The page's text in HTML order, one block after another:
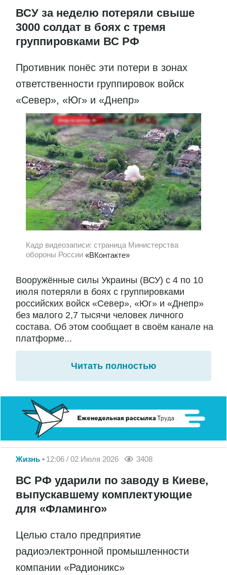
ВСУ за неделю потеряли свыше
3000 солдат в боях с тремя
группировками ВС РФ
Противник понёс эти потери в зонах
ответственности группировок войск
«Север», «Юг» и «Днепр»
Кадр видеозаписи: страница Министерства
обороны России «ВКонтакте»
Вооружённые силы Украины (ВСУ) с 4 по 10
июля потеряли в боях с группировками
российских войск «Север», «Юг» и «Днепр»
без малого 2,7 тысячи человек личного
состава. Об этом сообщает в своём канале на
платформе...
Читать полностью
Жизнь 12:06 / 02 Июля 2026 3408
ВС РФ ударили по заводу в Киеве,
выпускавшему комплектующие
для «Фламинго»
Целью стало предприятие
радиоэлектронной промышленности
компании «Радионикс»